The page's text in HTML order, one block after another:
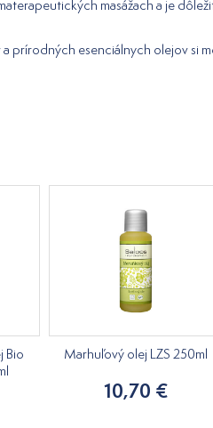
masážach a je
prírodných esenciálnych olejov si
Bio
Marhuľový olej LZS 250ml
10,70 €